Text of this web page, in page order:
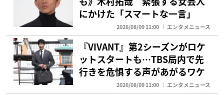
にかけた「スマートな一言」
2026/08/09 11:00 エンタメニュース
『VIVANT』第2シーズンがロケ
ットスタートも…TBS局内で先
行きを危惧する声があがるワケ
2026/08/09 11:00 エンタメニュース